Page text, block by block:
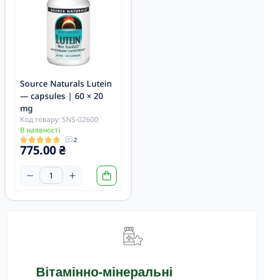
Source Naturals Lutein
— capsules | 60 × 20
mg
Код товару: SNS-02600
В наявності
2
775.00 ₴
Вітамінно-мінеральні